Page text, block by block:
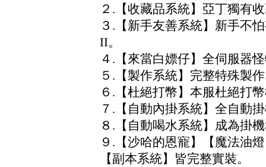
２.【收藏品系統】亞丁獨有
３.【新手友善系統】新手不
II。
４.【來當白嫖仔】全伺服器
５.【製作系統】完整特殊製
６.【杜絕打幣】本服杜絕打
７.【自動內掛系統】全自動
８.【自動喝水系統】成為掛
９.【沙哈的恩寵】【魔法油
【副本系統】皆完整實裝。